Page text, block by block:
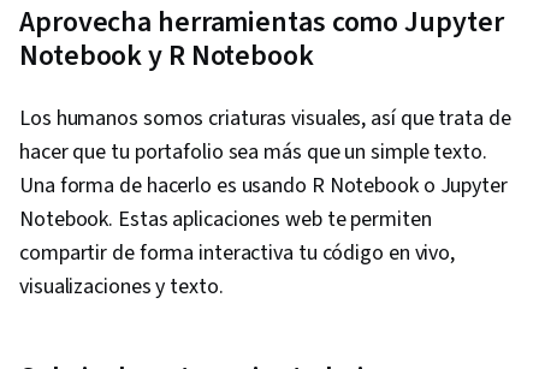
Aprovecha herramientas como Jupyter
Notebook y R Notebook
Los humanos somos criaturas visuales, así que trata de
hacer que tu portafolio sea más que un simple texto.
Una forma de hacerlo es usando R Notebook o Jupyter
Notebook. Estas aplicaciones web te permiten
compartir de forma interactiva tu código en vivo,
visualizaciones y texto.